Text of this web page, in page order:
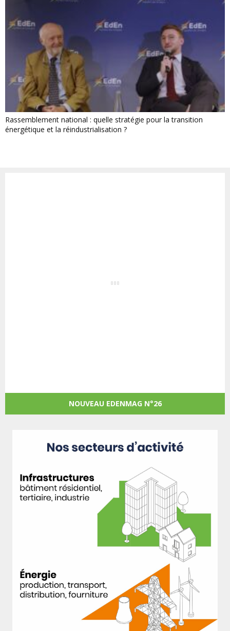
Rassemblement national : quelle stratégie pour la transition
énergétique et la réindustrialisation ?
NOUVEAU EDENMAG N°26